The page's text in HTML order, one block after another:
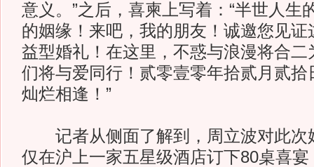
意义。”之后，喜柬上写着：“半世人生
的姻缘！来吧，我的朋友！诚邀您见证
益型婚礼！在这里，不惑与浪漫将合二
们将与爱同行！贰零壹零年拾贰月贰拾
灿烂相逢！”
记者从侧面了解到，周立波对此次
仅在沪上一家五星级酒店订下80桌喜